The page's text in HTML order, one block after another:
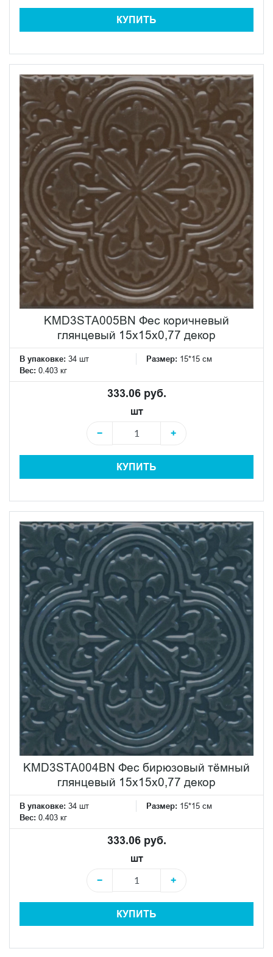
КУПИТЬ
KMD3STA005BN Фес коричневый
глянцевый 15x15x0,77 декор
В упаковке: 34 шт Размер: 15*15 см
Вес: 0.403 кг
333.06 руб.
шт
−
+
КУПИТЬ
KMD3STA004BN Фес бирюзовый тёмный
глянцевый 15x15x0,77 декор
В упаковке: 34 шт Размер: 15*15 см
Вес: 0.403 кг
333.06 руб.
шт
−
+
КУПИТЬ